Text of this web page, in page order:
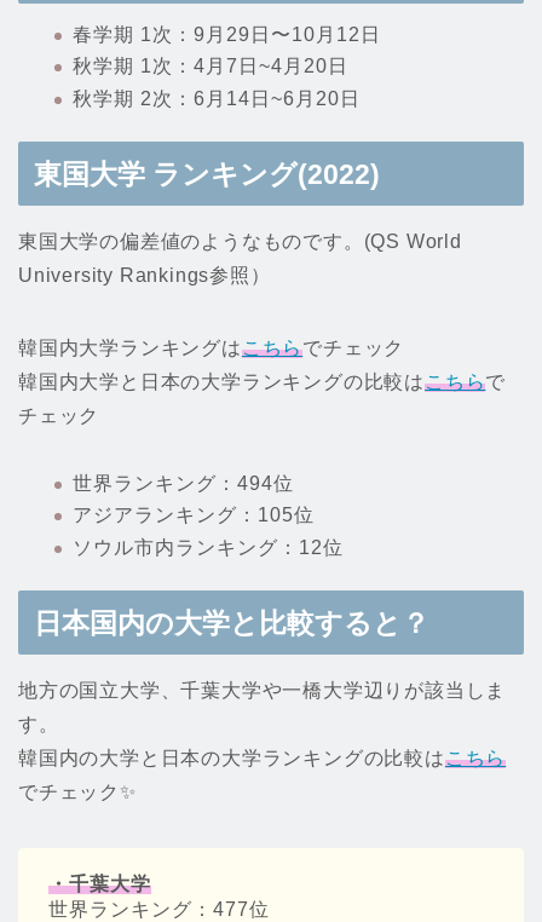
春学期 1次：9月29日〜10月12日
秋学期 1次：4月7日~4月20日
秋学期 2次：6月14日~6月20日
東国大学 ランキング(2022)
東国大学の偏差値のようなものです。(QS World
University Rankings参照）
韓国内大学ランキングはこちらでチェック
韓国内大学と日本の大学ランキングの比較はこちらで
チェック
世界ランキング：494位
アジアランキング：105位
ソウル市内ランキング：12位
日本国内の大学と比較すると？
地方の国立大学、千葉大学や一橋大学辺りが該当しま
す。
韓国内の大学と日本の大学ランキングの比較はこちら
でチェック✨
・千葉大学
世界ランキング：477位